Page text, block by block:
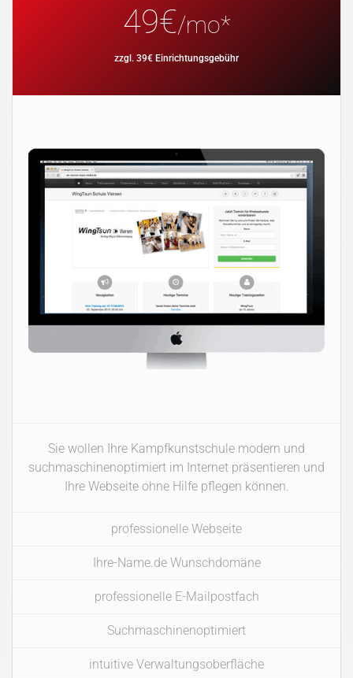
49€/mo*
zzgl. 39€ Einrichtungsgebühr
Sie wollen Ihre Kampfkunstschule modern und
suchmaschinenoptimiert im Internet präsentieren und
Ihre Webseite ohne Hilfe pflegen können.
professionelle Webseite
Ihre-Name.de Wunschdomäne
professionelle E-Mailpostfach
Suchmaschinenoptimiert
intuitive Verwaltungsoberfläche